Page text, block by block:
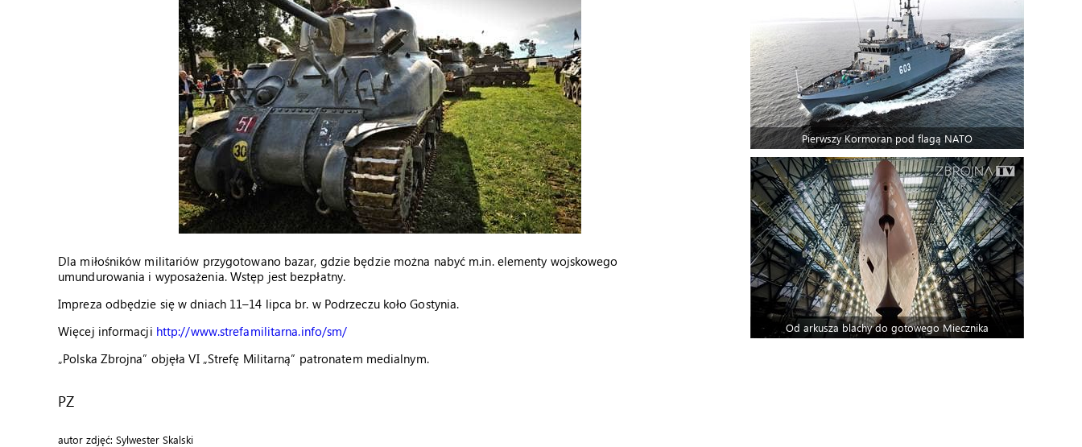
Dla miłośników militariów przygotowano bazar, gdzie będzie można nabyć m.in. elementy wojskowego
umundurowania i wyposażenia. Wstęp jest bezpłatny.
Impreza odbędzie się w dniach 11–14 lipca br. w Podrzeczu koło Gostynia.
Więcej informacji http://www.strefamilitarna.info/sm/
„Polska Zbrojna” objęła VI „Strefę Militarną” patronatem medialnym.
PZ
autor zdjęć: Sylwester Skalski
Pierwszy Kormoran pod flagą NATO
Od arkusza blachy do gotowego Miecznika